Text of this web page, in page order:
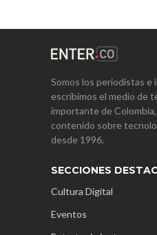
Somos los periodistas e
escribimos el medio de
importante de
contenido sobre
desde 1996.
SECCIONES
Cultura Digital
Eventos